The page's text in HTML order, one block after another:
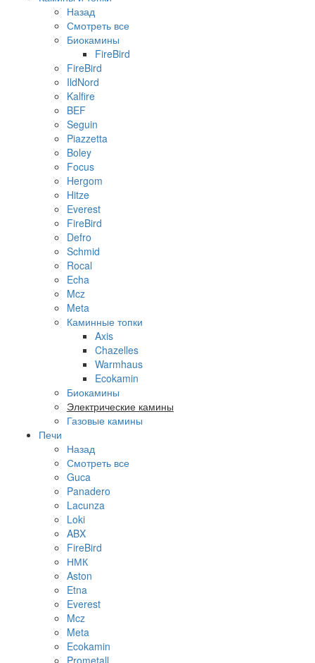
Назад
Смотреть все
Биокамины
FireBird
FireBird
IldNord
Kalfire
BEF
Seguin
Piazzetta
Boley
Focus
Hergom
Hitze
Everest
FireBird
Defro
Schmid
Rocal
Echa
Mcz
Meta
Каминные топки
Axis
Chazelles
Warmhaus
Ecokamin
Биокамины
Электрические камины
Газовые камины
Печи
Назад
Смотреть все
Guca
Panadero
Lacunza
Loki
ABX
FireBird
НМК
Aston
Etna
Everest
Mcz
Meta
Ecokamin
Prometall